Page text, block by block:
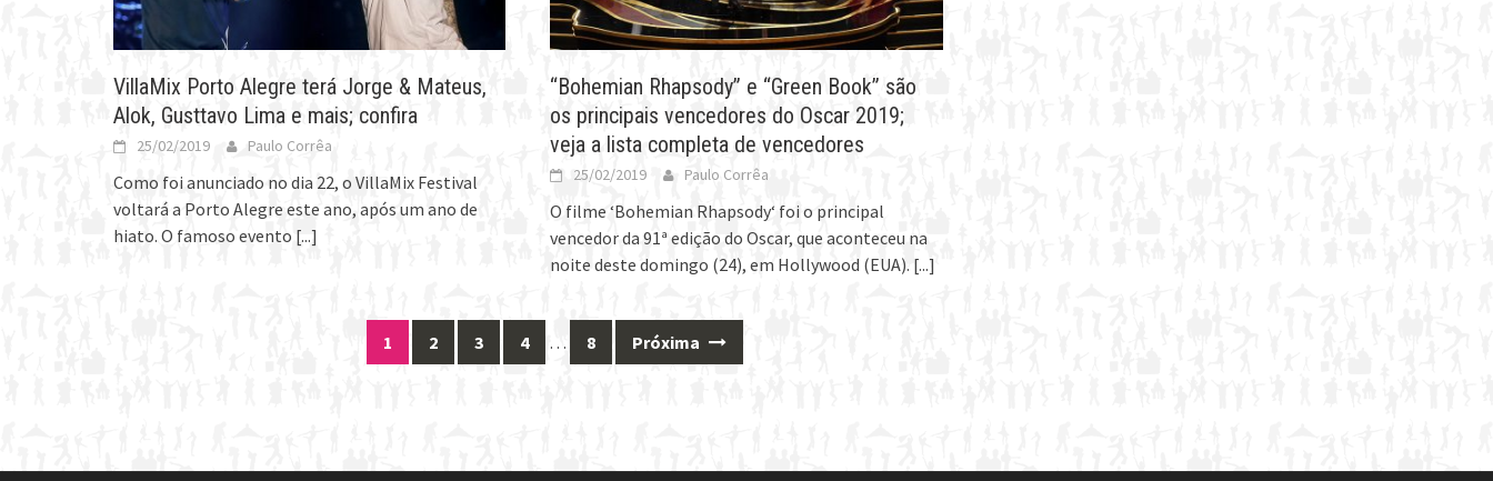
VillaMix Porto Alegre terá Jorge & Mateus,
Alok, Gusttavo Lima e mais; confira
25/02/2019 Paulo Corrêa
Como foi anunciado no dia 22, o VillaMix Festival
voltará a Porto Alegre este ano, após um ano de
hiato. O famoso evento [...]
“Bohemian Rhapsody” e “Green Book” são
os principais vencedores do Oscar 2019;
veja a lista completa de vencedores
25/02/2019 Paulo Corrêa
O filme ‘Bohemian Rhapsody‘ foi o principal
vencedor da 91ª edição do Oscar, que aconteceu na
noite deste domingo (24), em Hollywood (EUA). [...]
1 2 3 4 … 8 Próxima